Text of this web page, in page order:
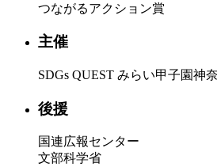
つながるアクション賞
主催
SDGs QUEST みらい甲子園神
後援
国連広報センター
文部科学省